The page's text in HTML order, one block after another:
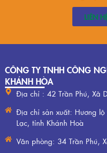
LIÊN
CÔNG TY TNHH CÔNG
KHÁNH HÒA
Địa chỉ : 42 Trần Phú, Xã
Địa chỉ sản xuất: Hương lộ
Lạc, tỉnh Khánh Hoà
Văn phòng: 34 Trần Phú,